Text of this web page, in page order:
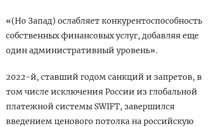
«(Но Запад) ослабляет конкурентоспособность
собственных финансовых услуг, добавляя еще
один административный уровень».
2022-й, ставший годом санкций и запретов, в
том числе исключения России из глобальной
платежной системы SWIFT, завершился
введением ценового потолка на российскую